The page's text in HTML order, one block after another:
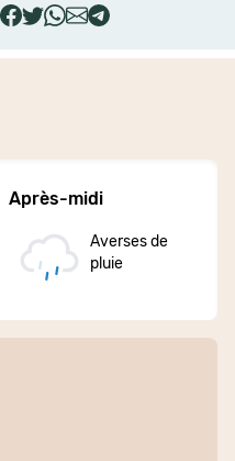
Après-midi
Averses de
pluie